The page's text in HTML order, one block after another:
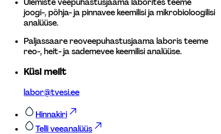
joogi-, põhja- ja pinnavee keemilisi ja mikrobioloogilisi
analüüse.
Paljassaare reoveepuhastusjaama laboris teeme
reo-, heit- ja sademevee keemilisi analüüse.
Küsi meilt
labor@tvesi.ee
Hinnakiri
Telli veeanalüüs